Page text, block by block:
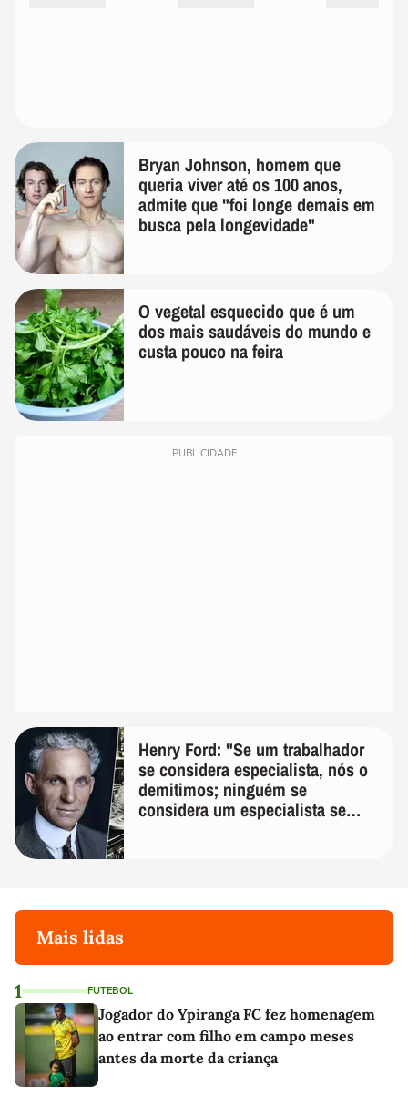
Bryan Johnson, homem que
queria viver até os 100 anos,
admite que "foi longe demais em
busca pela longevidade"
O vegetal esquecido que é um
dos mais saudáveis do mundo e
custa pouco na feira
PUBLICIDADE
Henry Ford: "Se um trabalhador
se considera especialista, nós o
demitimos; ninguém se
considera um especialista se
Mais lidas
1 FUTEBOL
Jogador do Ypiranga FC fez homenagem
ao entrar com filho em campo meses
antes da morte da criança